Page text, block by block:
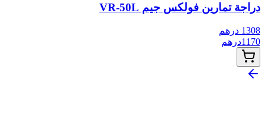
دراجة تمارين فولكس جيم VR-50L
1308 درهم
1170درهم